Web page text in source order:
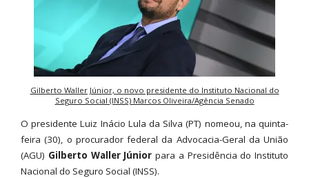
Gilberto Waller Júnior, o novo presidente do Instituto Nacional do
Seguro Social (INSS) Marcos Oliveira/Agência Senado
O presidente Luiz Inácio Lula da Silva (PT) nomeou, na quinta-
feira (30), o procurador federal da Advocacia-Geral da União
(AGU) Gilberto Waller Júnior para a Presidência do Instituto
Nacional do Seguro Social (INSS).